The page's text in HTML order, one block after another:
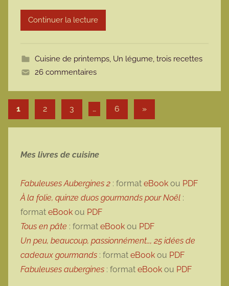
r
m
t
e
Continuer la lecture
Cuisine de printemps, Un légume, trois recettes
26 commentaires
Pagination des publications
1 2 3 … 6 Articles suivants
»
Mes livres de cuisine
Fabuleuses Aubergines 2 : format eBook ou PDF
À la folie, quinze duos gourmands pour Noël :
format eBook ou PDF
Tous en pâte : format eBook ou PDF
Un peu, beaucoup, passionnément…, 25 idées de
cadeaux gourmands : format eBook ou PDF
Fabuleuses aubergines : format eBook ou PDF